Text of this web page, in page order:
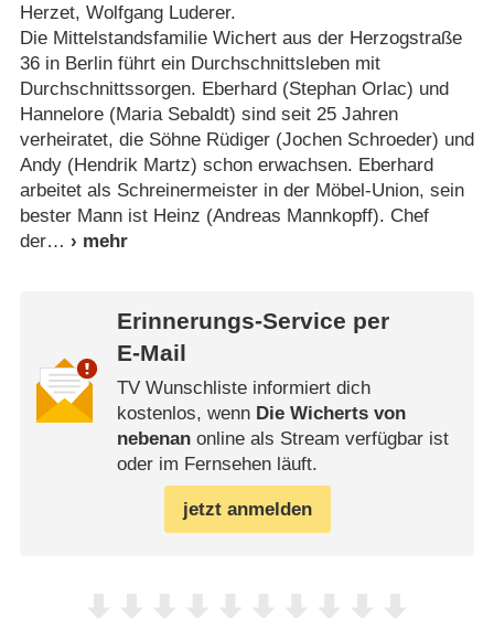
Herzet, Wolfgang Luderer.
Die Mittelstandsfamilie Wichert aus der Herzogstraße
36 in Berlin führt ein Durchschnittsleben mit
Durchschnittssorgen. Eberhard (Stephan Orlac) und
Hannelore (Maria Sebaldt) sind seit 25 Jahren
verheiratet, die Söhne Rüdiger (Jochen Schroeder) und
Andy (Hendrik Martz) schon erwachsen. Eberhard
arbeitet als Schreinermeister in der Möbel-Union, sein
bester Mann ist Heinz (Andreas Mannkopff). Chef
der
Erinnerungs-Service per
E-Mail
TV Wunschliste informiert dich
kostenlos, wenn Die Wicherts von
nebenanonline als Stream verfügbar ist
oder im Fernsehen läuft.
jetzt anmelden